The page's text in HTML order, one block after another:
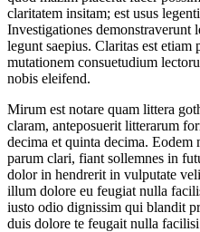
claritatem insitam; est usus
Investigationes demonstraverunt
legunt saepius. Claritas est etiam
mutationem consuetudium
nobis eleifend.
Mirum est notare quam littera
claram, anteposuerit litterarum
decima et quinta decima.
parum clari, fiant sollemnes in
dolor in hendrerit in vulputate
illum dolore eu feugiat nulla
iusto odio dignissim qui blandit
duis dolore te feugait nulla